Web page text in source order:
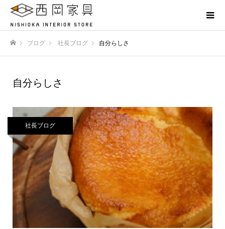
ブログ 社長ブログ 自分らしさ
自分らしさ
社長ブログ